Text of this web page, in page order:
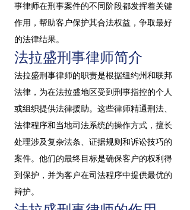
事律师在刑事案件的不同阶段都发挥着关键
作用，帮助客户保护其合法权益，争取最好
的法律结果。
法拉盛刑事律师简介
法拉盛刑事律师的职责是根据纽约州和联邦
法律，为在法拉盛地区受到刑事指控的个人
或组织提供法律援助。这些律师精通刑法、
法律程序和当地司法系统的操作方式，擅长
处理涉及复杂法条、证据规则和诉讼技巧的
案件。他们的最终目标是确保客户的权利得
到保护，并为客户在司法程序中提供最优的
辩护。